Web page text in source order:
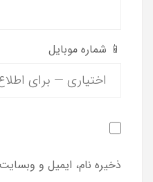
📱 شماره موبایل
ذخیره نام، ایمیل و